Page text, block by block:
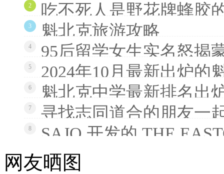
2 吃不死人是野花牌蜂胶
3 魁北克旅游攻略
4 95后留学女生实名怒揭
5 2024年10月最新出炉的
6 魁北克中学最新排名出
7 寻找志同道合的朋友一
8 SAJO 开发的 THE
网友晒图